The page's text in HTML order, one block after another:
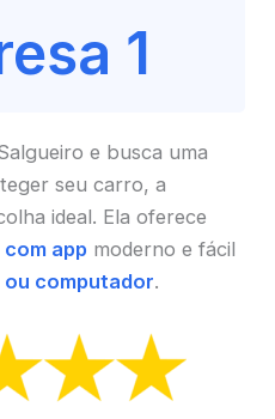
1
e busca uma
seu carro, a
ideal. Ela oferece
app moderno e fácil
ou computador.